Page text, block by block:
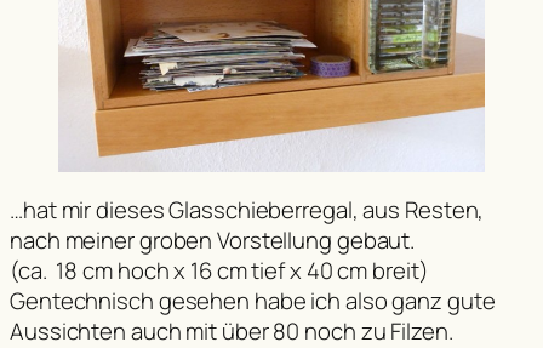
…hat mir dieses Glasschieberregal, aus Resten,
nach meiner groben Vorstellung gebaut.
(ca. 18 cm hoch x 16 cm tief x 40 cm breit)
Gentechnisch gesehen habe ich also ganz gute
Aussichten auch mit über 80 noch zu Filzen.